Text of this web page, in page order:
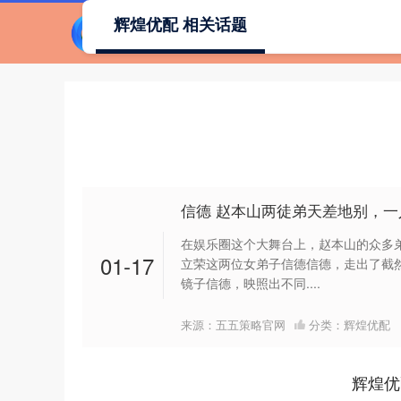
辉煌优配 相关话题
01-17
信德 赵本山两徒弟天差地别，
在娱乐圈这个大舞台上，赵本山的众
立荣这两位女弟子信德信德，走出了
镜子信德，映照出不同....
来源：五五策略官网 分类： 辉煌优配
辉煌